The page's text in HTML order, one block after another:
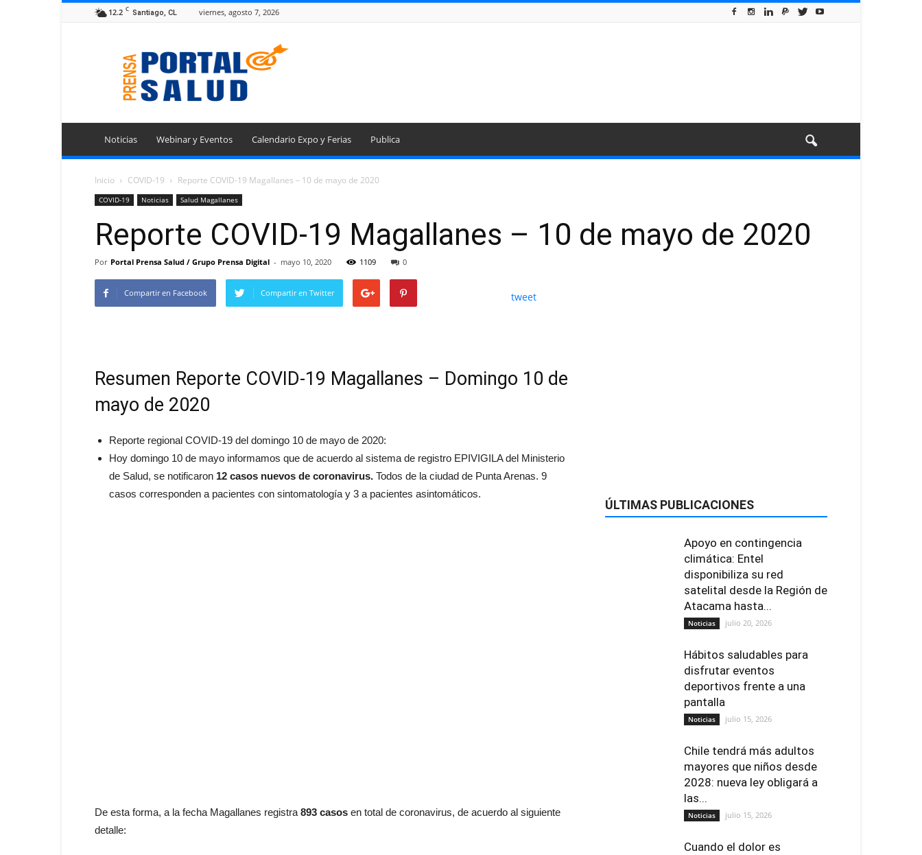
12.2 C Santiago, CL viernes, agosto 7, 2026
Portal
Prensa
Salud
Noticias Webinar y Eventos Calendario Expo y Ferias Publica
Inicio COVID-19 Reporte COVID-19 Magallanes – 10 de mayo de 2020
COVID-19 Noticias Salud Magallanes
Reporte COVID-19 Magallanes – 10 de mayo de 2020
Por Portal Prensa Salud / Grupo Prensa Digital - mayo 10, 2020 1109 0
Compartir en Facebook Compartir en Twitter tweet
Resumen Reporte COVID-19 Magallanes – Domingo 10 de
mayo de 2020
Reporte regional COVID-19 del domingo 10 de mayo de 2020:
Hoy domingo 10 de mayo informamos que de acuerdo al sistema de registro EPIVIGILA del Ministerio
de Salud, se notificaron 12 casos nuevos de coronavirus. Todos de la ciudad de Punta Arenas. 9
casos corresponden a pacientes con sintomatología y 3 a pacientes asintomáticos.
De esta forma, a la fecha Magallanes registra 893 casos en total de coronavirus, de acuerdo al siguiente
detalle:
ÚLTIMAS PUBLICACIONES
Apoyo en contingencia
climática: Entel
disponibiliza su red
satelital desde la Región de
Atacama hasta...
Noticias julio 20, 2026
Hábitos saludables para
disfrutar eventos
deportivos frente a una
pantalla
Noticias julio 15, 2026
Chile tendrá más adultos
mayores que niños desde
2028: nueva ley obligará a
las...
Noticias julio 15, 2026
Cuando el dolor es